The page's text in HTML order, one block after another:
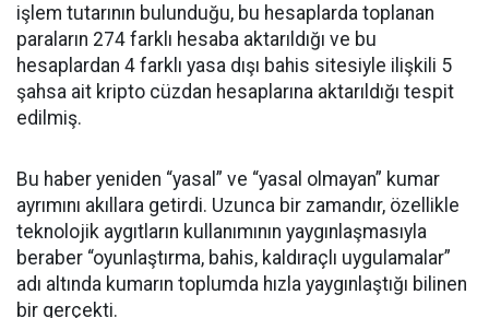
işlem tutarının bulunduğu, bu hesaplarda toplanan
paraların 274 farklı hesaba aktarıldığı ve bu
hesaplardan 4 farklı yasa dışı bahis sitesiyle ilişkili 5
şahsa ait kripto cüzdan hesaplarına aktarıldığı tespit
edilmiş.
Bu haber yeniden “yasal” ve “yasal olmayan” kumar
ayrımını akıllara getirdi. Uzunca bir zamandır, özellikle
teknolojik aygıtların kullanımının yaygınlaşmasıyla
beraber “oyunlaştırma, bahis, kaldıraçlı uygulamalar”
adı altında kumarın toplumda hızla yaygınlaştığı bilinen
bir gerçekti.